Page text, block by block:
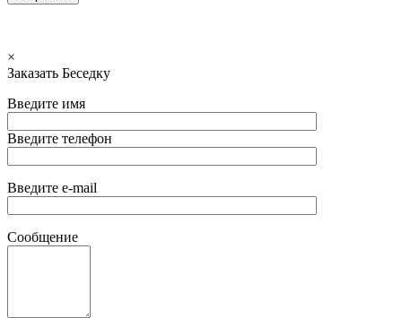
×
Заказать Беседку
Введите имя
Введите телефон
Введите e-mail
Сообщение